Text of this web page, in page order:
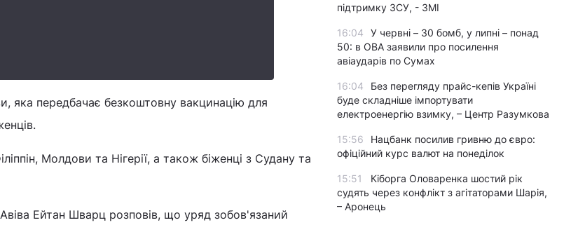
яка передбачає безкоштовну вакцинацію для
Молдови та Нігерії, а також біженці з Судану та
Ейтан Шварц розповів, що уряд зобов'язаний
підтримку ЗСУ, - ЗМІ
16:04
У червні – 30 бомб, у липні – понад
50: в ОВА заявили про посилення
авіаударів по Сумах
16:04
Без перегляду прайс-кепів Україні
буде складніше імпортувати
електроенергію взимку, – Центр Разумкова
15:56
Нацбанк посилив гривню до євро:
офіційний курс валют на понеділок
15:51
Кіборга Оловаренка шостий рік
судять через конфлікт з агітаторами Шарія,
– Аронець